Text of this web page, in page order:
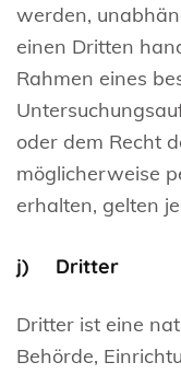
werden,
einen Dritten
Rahmen eines
oder dem Recht
möglicherweise
erhalten, gelten
j) Dritter
Dritter ist eine
Behörde,